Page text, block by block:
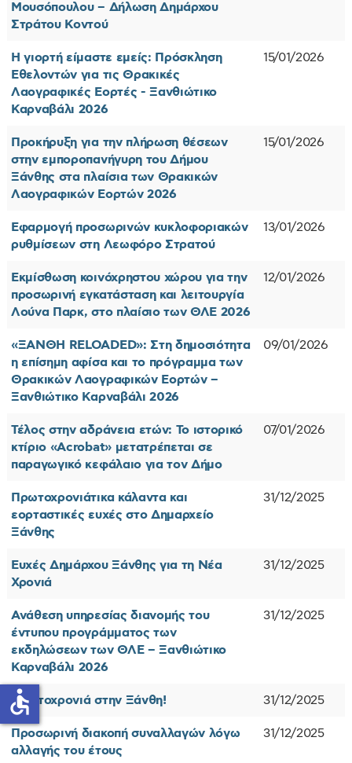
Μουσόπουλου – Δήλωση Δημάρχου
Στράτου Κοντού
Η γιορτή είμαστε εμείς: Πρόσκληση
Εθελοντών για τις Θρακικές
Λαογραφικές Εορτές - Ξανθιώτικο
Καρναβάλι 2026
15/01/2026
Προκήρυξη για την πλήρωση θέσεων
στην εμποροπανήγυρη του Δήμου
Ξάνθης στα πλαίσια των Θρακικών
Λαογραφικών Εορτών 2026
15/01/2026
Εφαρμογή προσωρινών κυκλοφοριακών
ρυθμίσεων στη Λεωφόρο Στρατού
13/01/2026
Εκμίσθωση κοινόχρηστου χώρου για την
προσωρινή εγκατάσταση και λειτουργία
Λούνα Παρκ, στο πλαίσιο των ΘΛΕ 2026
12/01/2026
«ΞΑΝΘΗ RELOADED»: Στη δημοσιότητα
η επίσημη αφίσα και το πρόγραμμα των
Θρακικών Λαογραφικών Εορτών –
Ξανθιώτικο Καρναβάλι 2026
09/01/2026
Τέλος στην αδράνεια ετών: Το ιστορικό
κτίριο «Acrobat» μετατρέπεται σε
παραγωγικό κεφάλαιο για τον Δήμο
07/01/2026
Πρωτοχρονιάτικα κάλαντα και
εορταστικές ευχές στο Δημαρχείο
Ξάνθης
31/12/2025
Ευχές Δημάρχου Ξάνθης για τη Νέα
Χρονιά
31/12/2025
Ανάθεση υπηρεσίας διανομής του
έντυπου προγράμματος των
εκδηλώσεων των ΘΛΕ – Ξανθιώτικο
Καρναβάλι 2026
31/12/2025
Πρωτοχρονιά στην Ξάνθη! 31/12/2025
Προσωρινή διακοπή συναλλαγών λόγω
αλλαγής του έτους
31/12/2025
accessible